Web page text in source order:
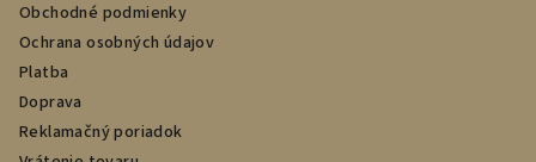
Obchodné podmienky
Ochrana osobných údajov
Platba
Doprava
Reklamačný poriadok